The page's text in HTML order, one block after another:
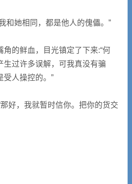
和她相同，都是他人的傀儡。”
的鲜血，目光镇定了下来:“何
生过许多误解，可我真没有骗
受人操控的。”
好，我就暂时信你。把你的货交